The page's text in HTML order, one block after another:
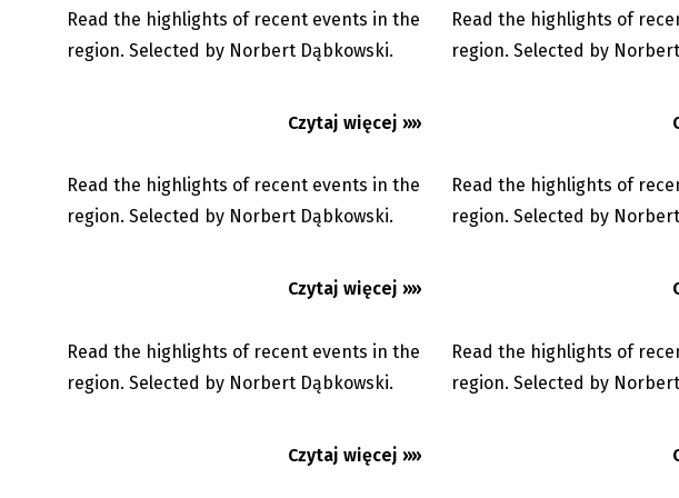
29.05.2026
Read the highlights of recent events in the
region. Selected by Norbert Dąbkowski.
Czytaj więcej »»
Read the highlights of
region. Selected by
05.05.2026
Read the highlights of recent events in the
region. Selected by Norbert Dąbkowski.
Czytaj więcej »»
Read the highlights of
region. Selected by
14.04.2026
Read the highlights of recent events in the
region. Selected by Norbert Dąbkowski.
Czytaj więcej »»
Read the highlights of
region. Selected by